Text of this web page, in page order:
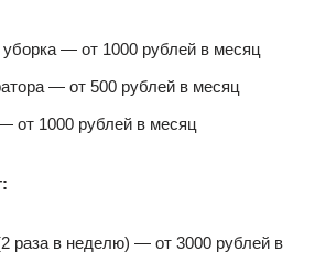
— от 1000 рублей в месяц
— от 500 рублей в месяц
от 1000 рублей в месяц
раза в неделю) — от 3000 рублей в